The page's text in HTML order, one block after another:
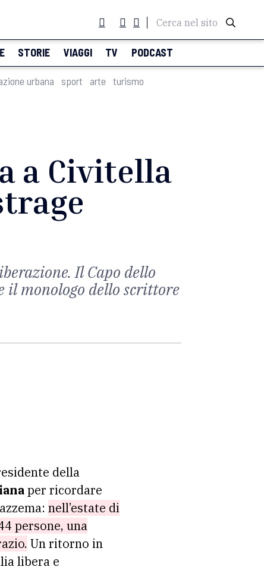
Cerca nel sito
STORIE VIAGGI TV PODCAST
urbana sport arte turismo
a Civitella
Il Capo dello
il monologo dello scrittore
della
per ricordare
nell’estate di
persone, una
Un ritorno in
libera e